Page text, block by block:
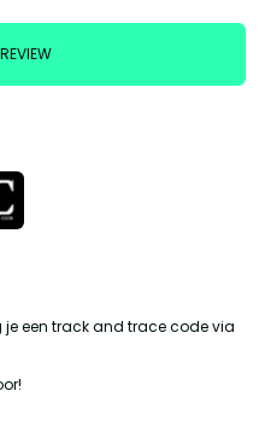
je een track and trace code via